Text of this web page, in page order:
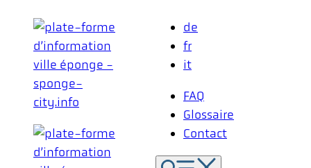
contenu
de
fr
it
FAQ
Glossaire
Contact